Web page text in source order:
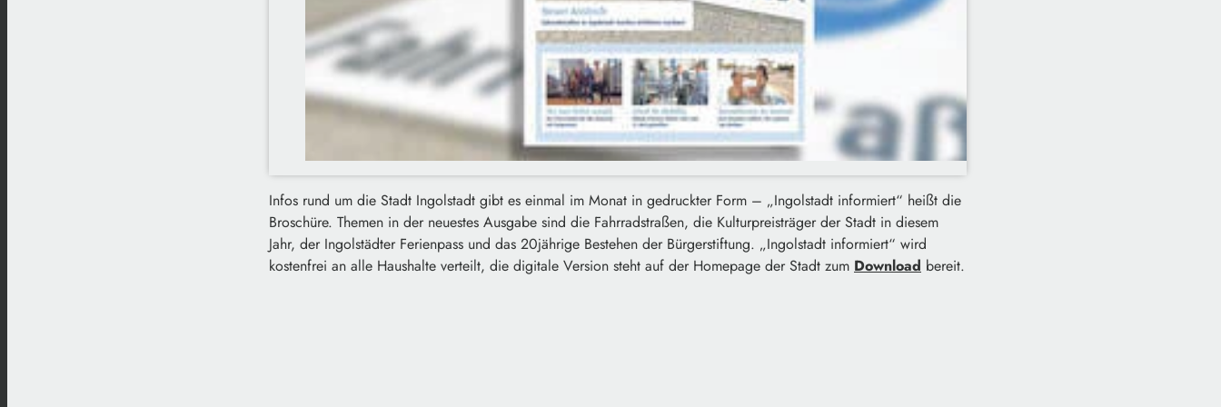
Infos rund um die Stadt Ingolstadt gibt es einmal im Monat in gedruckter Form – „Ingolstadt informiert“ heißt die
Broschüre. Themen in der neuestes Ausgabe sind die Fahrradstraßen, die Kulturpreisträger der Stadt in diesem
Jahr, der Ingolstädter Ferienpass und das 20jährige Bestehen der Bürgerstiftung. „Ingolstadt informiert“ wird
kostenfrei an alle Haushalte verteilt, die digitale Version steht auf der Homepage der Stadt zum Download bereit.